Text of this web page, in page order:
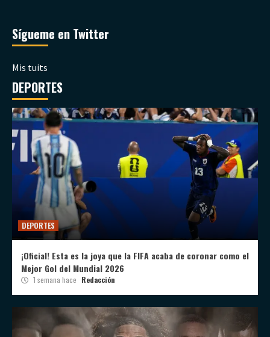
Sígueme en Twitter
Mis tuits
DEPORTES
DEPORTES
¡Oficial! Esta es la joya que la FIFA acaba de coronar como el
Mejor Gol del Mundial 2026
1 semana hace Redacción